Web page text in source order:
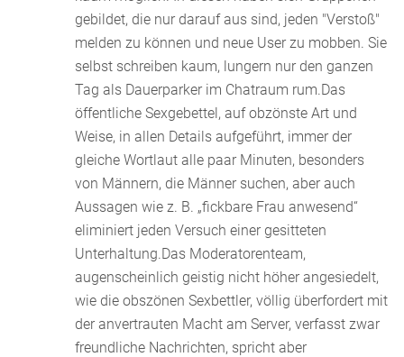
gebildet, die nur darauf aus sind, jeden "Verstoß"
melden zu können und neue User zu mobben. Sie
selbst schreiben kaum, lungern nur den ganzen
Tag als Dauerparker im Chatraum rum.Das
öffentliche Sexgebettel, auf obzönste Art und
Weise, in allen Details aufgeführt, immer der
gleiche Wortlaut alle paar Minuten, besonders
von Männern, die Männer suchen, aber auch
Aussagen wie z. B. „fickbare Frau anwesend“
eliminiert jeden Versuch einer gesitteten
Unterhaltung.Das Moderatorenteam,
augenscheinlich geistig nicht höher angesiedelt,
wie die obszönen Sexbettler, völlig überfordert mit
der anvertrauten Macht am Server, verfasst zwar
freundliche Nachrichten, spricht aber